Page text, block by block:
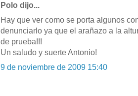
Polo dijo...
Hay que ver como se porta algunos
denunciarlo ya que el arañazo a la
de prueba!!!
Un saludo y suerte Antonio!
9 de noviembre de 2009 15:40